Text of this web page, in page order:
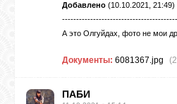
Добавлено (10.10.2021, 21:49)
А это Олгуйдах, фото не мои
Документы: 6081367.jpg
ПAБИ